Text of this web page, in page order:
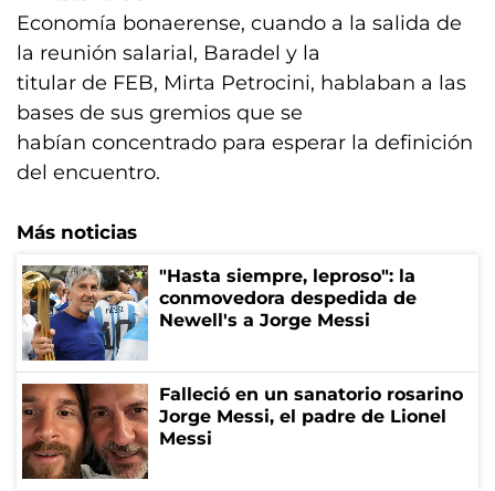
Economía bonaerense, cuando a la salida de
la reunión salarial, Baradel y la
titular de FEB, Mirta Petrocini, hablaban a las
bases de sus gremios que se
habían concentrado para esperar la definición
del encuentro.
Más noticias
"Hasta siempre, leproso": la
conmovedora despedida de
Newell's a Jorge Messi
Falleció en un sanatorio rosarino
Jorge Messi, el padre de Lionel
Messi